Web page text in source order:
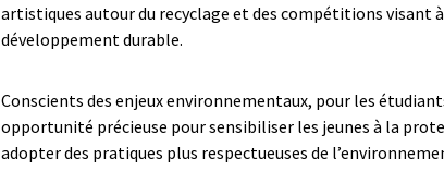
artistiques autour du recyclage et des compétitions visant
développement durable.
Conscients des enjeux environnementaux, pour les
opportunité précieuse pour sensibiliser les jeunes à la
adopter des pratiques plus respectueuses de